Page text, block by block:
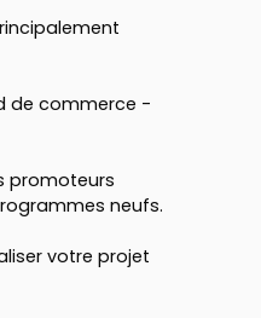
de commerce -
promoteurs
neufs.
votre projet